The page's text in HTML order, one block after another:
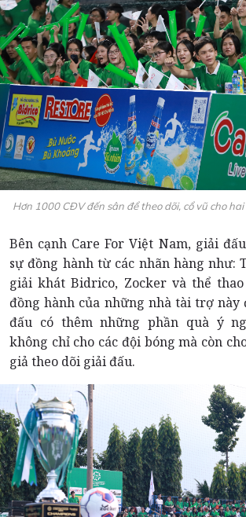
Hơn 1000 CĐV đến sân để theo dõi, cổ vũ cho
Bên cạnh Care For Việt Nam, giải
sự đồng hành từ các nhãn hàng như:
giải khát Bidrico, Zocker và thể
đồng hành của những nhà tài trợ này
đấu có thêm những phần quà ý
không chỉ cho các đội bóng mà còn
giả theo dõi giải đấu.